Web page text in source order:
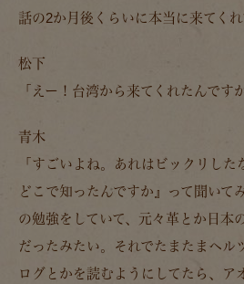
話の2か月後くらいに本当に来てくれ
松下
「 えー！台湾から来てくれたんです
青木
「すごいよね。あれはビックリし
どこで知ったんですか』って聞いて
の勉強をしていて、元々革とか日本
だったみたい。それでたまたまヘル
ログとかを読むようにしてたら、ア